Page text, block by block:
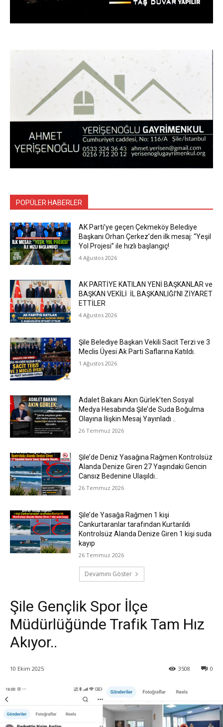
POPÜLER HABERLER
AK Parti’ye geçen Çekmeköy Belediye
Başkanı Orhan Çerkez’den ilk mesaj: “Yeşil
Yol Projesi” ile hızlı başlangıç!
4 Ağustos 2026
AK PARTİYE KATILAN YENİ BAŞKANLAR ve
BAŞKAN VEKİLİ İL BAŞKANLIĞI’NI ZİYARET
ETTİLER
4 Ağustos 2026
Şile Belediye Başkan Vekili Sacit Terzi ve 3
Meclis Üyesi Ak Parti Saflarına Katıldı.
1 Ağustos 2026
Adalet Bakanı Akın Gürlek’ten Sosyal
Medya Hesabında Şile’de Suda Boğulma
Olayına İlişkin Mesaj Yayınladı ..
26 Temmuz 2026
Şile’de Deniz Yasağına Rağmen Kontrolsüz
Alanda Denize Giren 27 Yaşındaki Gencin
Cansız Bedenine Ulaşıldı..
26 Temmuz 2026
Şile’de Yasağa Rağmen 1 kişi
Cankurtaranlar tarafından Kurtarıldı
Kontrolsüz Alanda Denize Giren 1 kişi suda
kayıp
26 Temmuz 2026
Devamını Göster
Şile Gençlik Spor İlçe
Müdürlüğünde Trafik Tam Hız
Akıyor..
10 Ekim 2025 0
3508